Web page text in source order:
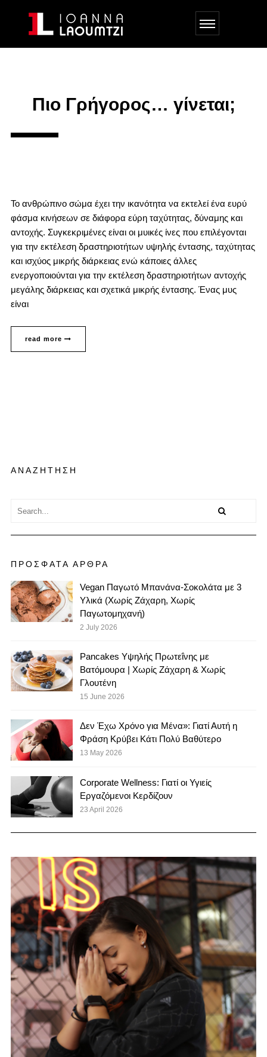
Πιο Γρήγορος… γίνεται;
Το ανθρώπινο σώμα έχει την ικανότητα να εκτελεί ένα ευρύ
φάσμα κινήσεων σε διάφορα εύρη ταχύτητας, δύναμης και
αντοχής. Συγκεκριμένες είναι οι μυικές ίνες που επιλέγονται
για την εκτέλεση δραστηριοτήτων υψηλής έντασης, ταχύτητας
και ισχύος μικρής διάρκειας ενώ κάποιες άλλες
ενεργοποιούνται για την εκτέλεση δραστηριοτήτων αντοχής
μεγάλης διάρκειας και σχετικά μικρής έντασης. Ένας μυς
είναι
read more
ΑΝΑΖΗΤΗΣΗ
ΠΡΟΣΦΑΤΑ ΑΡΘΡΑ
Vegan Παγωτό Μπανάνα-Σοκολάτα με 3
Υλικά (Χωρίς Ζάχαρη, Χωρίς
Παγωτομηχανή)
2 July 2026
Pancakes Υψηλής Πρωτεΐνης με
Βατόμουρα | Χωρίς Ζάχαρη & Χωρίς
Γλουτένη
15 June 2026
Δεν Έχω Χρόνο για Μένα»: Γιατί Αυτή η
Φράση Κρύβει Κάτι Πολύ Βαθύτερο
13 May 2026
Corporate Wellness: Γιατί οι Υγιείς
Εργαζόμενοι Κερδίζουν
23 April 2026